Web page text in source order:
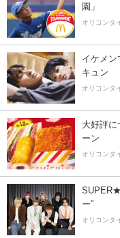
園」
オリコンタ
イケメン
キュン
オリコンタ
大好評
ーン
オリコンタ
ー”
オリコンタ